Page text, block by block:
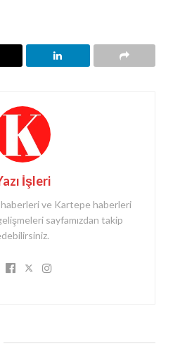
İşleri
ve Kartepe haberleri
sayfamızdan takip